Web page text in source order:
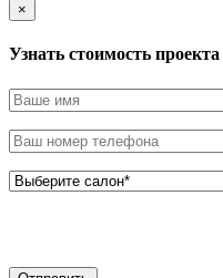
×
Узнать стоимоcть проекта